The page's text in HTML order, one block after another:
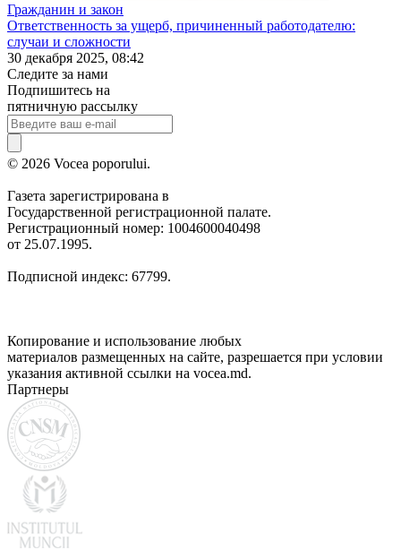
Гражданин и закон
Ответственность за ущерб, причиненный работодателю:
случаи и сложности
30 декабря 2025, 08:42
Следите за нами
Подпишитесь на
пятничную рассылку
© 2026 Vocea poporului.
Газета зарегистрирована в
Государственной регистрационной палате.
Регистрационный номер: 1004600040498
от 25.07.1995.
Подписной индекс: 67799.
Копирование и использование любых
материалов размещенных на сайте, разрешается при условии
указания активной ссылки на vocea.md.
Партнеры